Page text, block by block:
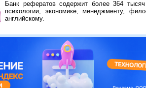
Банк рефератов содержит более 364
психологии, экономике, менеджменту,
английскому.